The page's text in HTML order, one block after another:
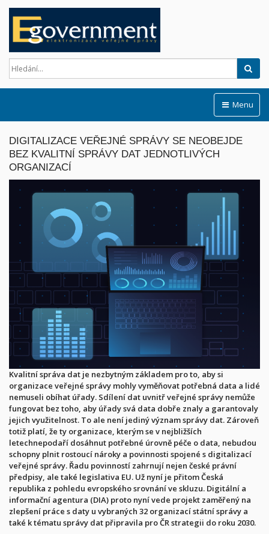
Menu
DIGITALIZACE VEŘEJNÉ SPRÁVY SE NEOBEJDE
BEZ KVALITNÍ SPRÁVY DAT JEDNOTLIVÝCH
ORGANIZACÍ
Kvalitní správa dat je nezbytným základem pro to, aby si
organizace veřejné správy mohly vyměňovat potřebná data a lidé
nemuseli obíhat úřady. Sdílení dat uvnitř veřejné správy nemůže
fungovat bez toho, aby úřady svá data dobře znaly a garantovaly
jejich využitelnost. To ale není jediný význam správy dat. Zároveň
totiž platí, že ty organizace, kterým se v nejbližších
letechnepodaří dosáhnut potřebné úrovně péče o data, nebudou
schopny plnit rostoucí nároky a povinnosti spojené s digitalizací
veřejné správy. Řadu povinností zahrnují nejen české právní
předpisy, ale také legislativa EU. Už nyní je přitom Česká
republika z pohledu evropského srovnání ve skluzu. Digitální a
informační agentura (DIA) proto nyní vede projekt zaměřený na
zlepšení práce s daty u vybraných 32 organizací státní správy a
také k tématu správy dat připravila pro ČR strategii do roku 2030.